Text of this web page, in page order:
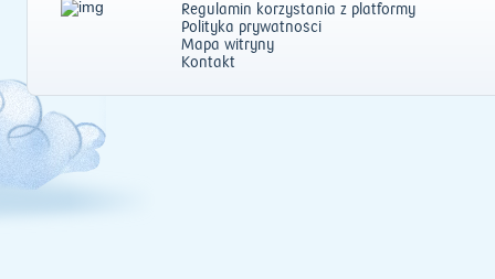
Regulamin korzystania z platformy
Polityka prywatności
Mapa witryny
Kontakt